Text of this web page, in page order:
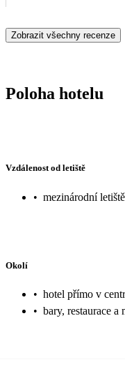
Zobrazit všechny recenze
Poloha hotelu
Vzdálenost od letiště
• mezinárodní
Okolí
• hotel přímo v
• bary, restaurace